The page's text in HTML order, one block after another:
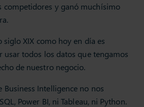
competidores y ganó muchísimo
siglo XIX como hoy en día es
todos los datos que tengamos
de nuestro negocio.
Business Intelligence no nos
Power BI, ni Tableau, ni Python.